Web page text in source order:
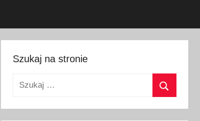
Szukaj na stronie
Szukaj: